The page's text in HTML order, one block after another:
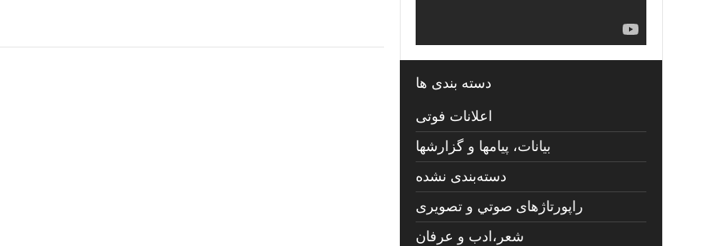
دسته بندی ها
اعلانات فوتی
بیانات، پیامها و گزارشها
دسته‌بندی نشده
راپورتاژهای صوتي و تصويری
شعر،ادب و عرفان